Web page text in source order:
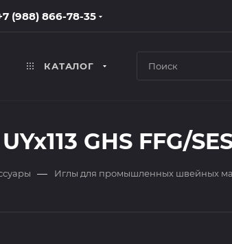
(988) 866-78-35
КАТАЛОГ
GHS FFG/
— Иглы для промышленных швейных